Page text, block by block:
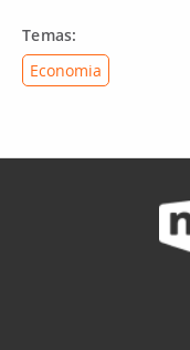
Temas:
Economia